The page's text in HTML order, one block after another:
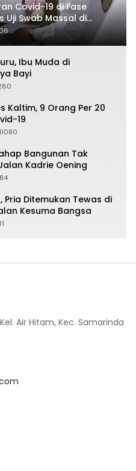
Covid-19 di Fase
Uji Swab Massal di
Ibu Muda di
Bayi
Kaltim, 9 Orang Per 20
19
11080
Bangunan Tak
Kadrie Oening
Ditemukan Tewas di
Kesuma Bangsa
Air Hitam, Kec. Samarinda